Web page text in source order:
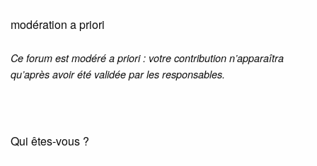
modération a priori
Ce forum est modéré a priori : votre contribution n’apparaîtra
qu’après avoir été validée par les responsables.
Qui êtes-vous ?